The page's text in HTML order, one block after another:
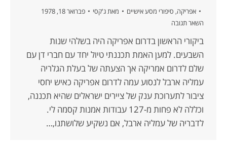
אפריקה, סיפורי מסע אישיים מאת ג'קסי
פברואר 18, 1978
השאר תגובה
ביקורי הראשון בדרום אפריקה היה בשלהי שנות
השבעים. למען האמת תכננתי טיול יחד עם חברי דן עם
שלם לדרום אמריקה אך הצעתה של בעלת הגלריה
עמליה ארבל לנסוע עמה לדרום אפריקה כאיש יחסי
ציבור לתערוכת ענק של ציירים ישראלים שהיא תכננה,
וכללה לא פחות מ-127 עבודות אמנות קסמה לי.
לדבריה של עמליה ארבל, אם נשקיע שלושתנו,…